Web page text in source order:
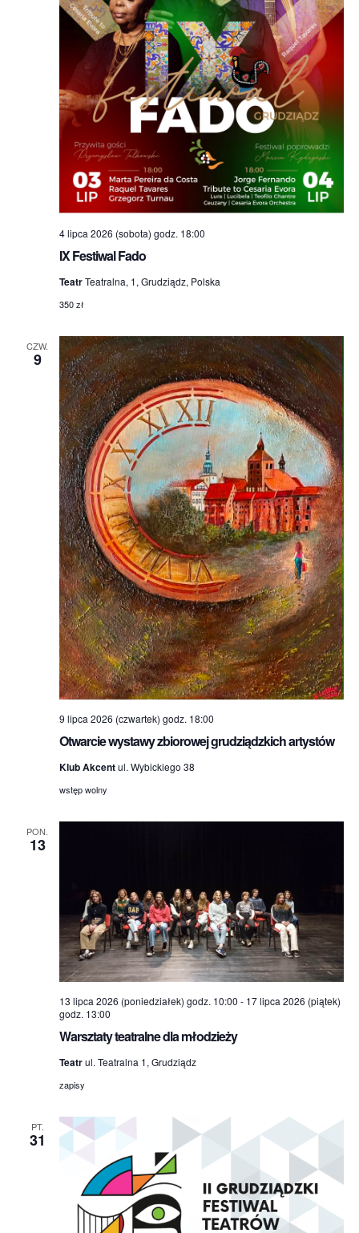
IX Festiwal Fado
4 lipca 2026 (sobota) godz. 18:00
TeatrTeatralna, 1, Grudziądz, Polska
350 zł
CZW.
9
Otwarcie wystawy zbiorowej grudziądzkich artystów
9 lipca 2026 (czwartek) godz. 18:00
Klub Akcentul. Wybickiego 38
wstęp wolny
PON.
13
Warsztaty teatralne dla młodzieży
13 lipca 2026 (poniedziałek) godz. 10:00 - 17 lipca 2026 (piątek)
godz. 13:00
Teatrul. Teatralna 1, Grudziądz
zapisy
PT.
31